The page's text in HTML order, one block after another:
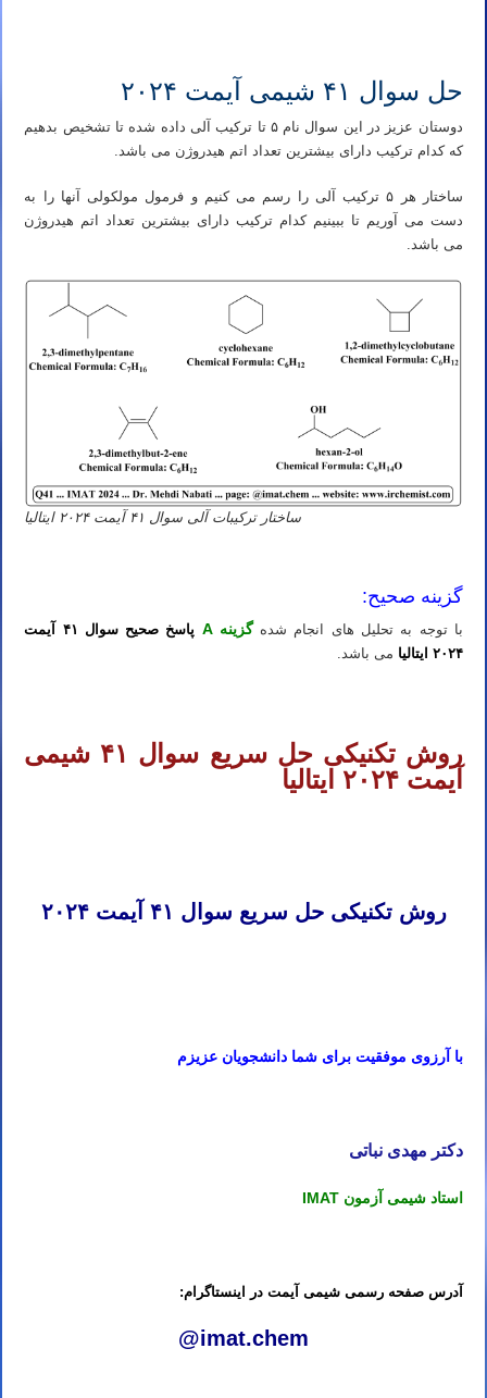
حل سوال ۴۱ شیمی آیمت ۲۰۲۴
دوستان عزیز در این سوال نام ۵ تا ترکیب آلی داده شده تا تشخیص بدهیم
که کدام ترکیب دارای بیشترین تعداد اتم هیدروژن می باشد.
ساختار هر ۵ ترکیب آلی را رسم می کنیم و فرمول مولکولی آنها را به
دست می آوریم تا ببینیم کدام ترکیب دارای بیشترین تعداد اتم هیدروژن
می باشد.
ساختار ترکیبات آلی سوال ۴۱ آیمت ۲۰۲۴ ایتالیا
گزینه صحیح:
با توجه به تحلیل های انجام شدهگزینه A
پاسخ صحیح سوال ۴۱ آیمت
۲۰۲۴ ایتالیا
می باشد.
روش تکنیکی حل سریع سوال ۴۱ شیمی
آیمت ۲۰۲۴ ایتالیا
روش تکنیکی حل سریع سوال ۴۱ آیمت ۲۰۲۴
با آرزوی موفقیت برای شما دانشجویان عزیزم
دکتر مهدی نباتی
استاد شیمی آزمون IMAT
آدرس صفحه رسمی شیمی آیمت در اینستاگرام:
@imat.chem